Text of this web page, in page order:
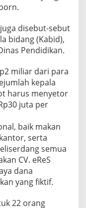
disebut-sebut
bidang (Kabid),
Pendidikan.
miliar dari para
kepala
harus menyetor
juta per
baik makan
serta
semua
CV. eReS
dana
yang fiktif.
22 orang